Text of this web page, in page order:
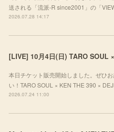
送される「流派-R since2001」の「
2026.07.28 14:17
本日チケット販売開始しました。ぜひ
い！TARO SOUL × KEN THE 390 ×
2026.07.24 11:00